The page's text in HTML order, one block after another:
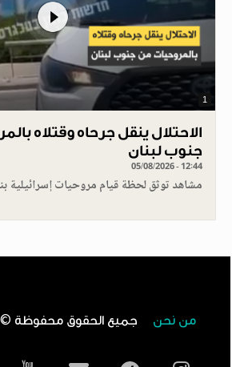
1
الاحتلال ينقل جرحاه وقتلاه
جنوب لبنان
05/08/2026 - 12:44
مشاهد توثق لحظة قيام مروحيات
من نحن جميع الحقوق محفوظة © 2019